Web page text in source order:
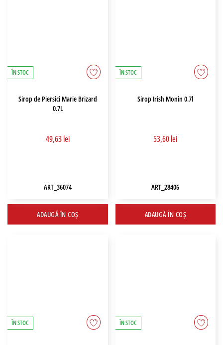
ÎN STOC
Sirop de Piersici Marie Brizard
0.7L
49,63 lei
ART_36074
ADAUGĂ ÎN COȘ
ÎN STOC
Sirop Irish Monin 0.7l
53,60 lei
ART_28406
ADAUGĂ ÎN COȘ
ÎN STOC ÎN STOC